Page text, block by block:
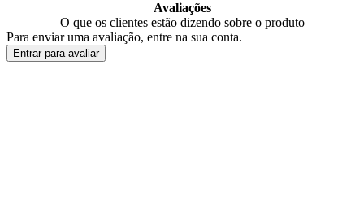
Avaliações
O que os clientes estão dizendo sobre o produto
Para enviar uma avaliação, entre na sua conta.
Entrar para avaliar